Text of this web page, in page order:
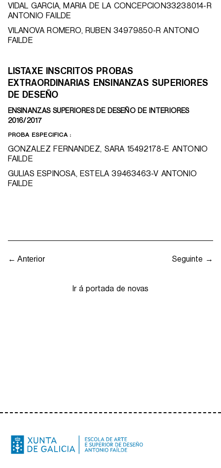
VIDAL GARCIA, MARIA DE LA CONCEPCION33238014-R
ANTONIO FAILDE
VILANOVA ROMERO, RUBEN 34979850-R ANTONIO
FAILDE
LISTAXE INSCRITOS PROBAS
EXTRAORDINARIAS ENSINANZAS SUPERIORES
DE DESEÑO
ENSINANZAS SUPERIORES DE DESEÑO DE INTERIORES
2016/2017
PROBA ESPECIFICA :
GONZALEZ FERNANDEZ, SARA 15492178-E ANTONIO
FAILDE
GULIAS ESPINOSA, ESTELA 39463463-V ANTONIO
FAILDE
← Anterior Seguinte →
Ir á portada de novas